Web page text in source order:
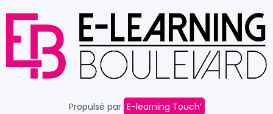
Propulsé par E-learning Touch’